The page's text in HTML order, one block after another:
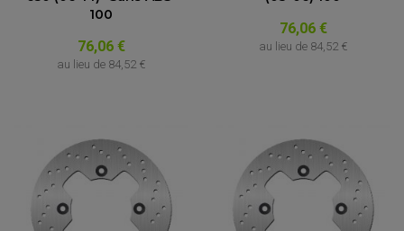
100
76,06 €
au lieu de 84,52 €
76,06 €
au lieu de 84,52 €